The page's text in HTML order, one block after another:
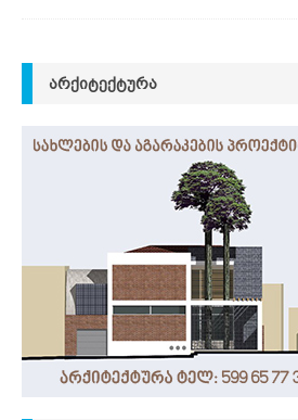
ᲐᲠᲥᲘᲢᲔᲥᲢᲣᲠᲐ